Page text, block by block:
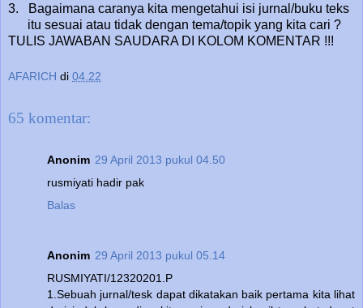
3.
Bagaimana caranya kita mengetahui isi jurnal/buku teks
itu sesuai atau tidak dengan tema/topik yang kita cari ?
TULIS JAWABAN SAUDARA DI KOLOM KOMENTAR !!!
AFARICH di 04.22
65 komentar:
Anonim 29 April 2013 pukul 04.50
rusmiyati hadir pak
Balas
Anonim 29 April 2013 pukul 05.14
RUSMIYATI/12320201.P
1.Sebuah jurnal/tesk dapat dikatakan baik pertama kita lihat